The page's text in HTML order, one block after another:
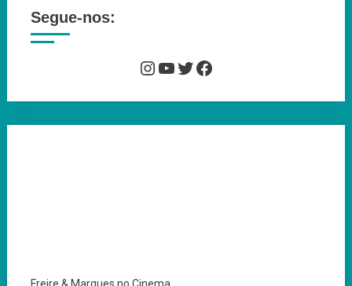
Segue-nos:
Instagram
YouTube
Twitter
Facebook